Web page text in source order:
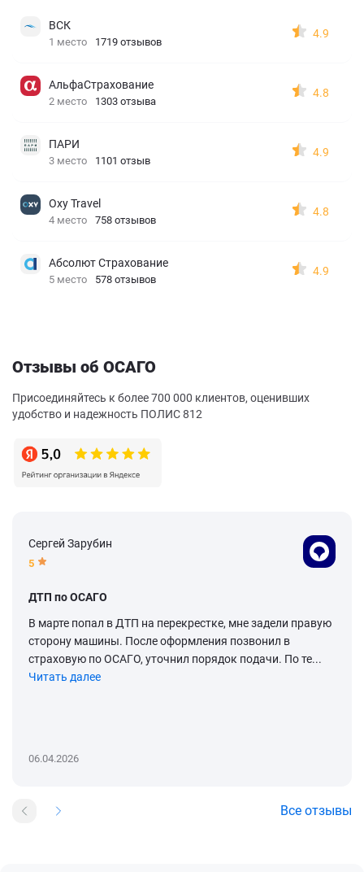
ВСК
1 место 1719 отзывов
4.9
АльфаСтрахование
2 место 1303 отзыва
4.8
ПАРИ
3 место 1101 отзыв
4.9
Oxy Travel
4 место 758 отзывов
4.8
Абсолют Страхование
5 место 578 отзывов
4.9
Отзывы об ОСАГО
Присоединяйтесь к более 700 000 клиентов, оценивших
удобство и надежность ПОЛИС 812
Сергей Зарубин
5
ДТП по ОСАГО
В марте попал в ДТП на перекрестке, мне задели правую
сторону машины. После оформления позвонил в
страховую по ОСАГО, уточнил порядок подачи. По те...
Читать далее
06.04.2026
Все отзывы